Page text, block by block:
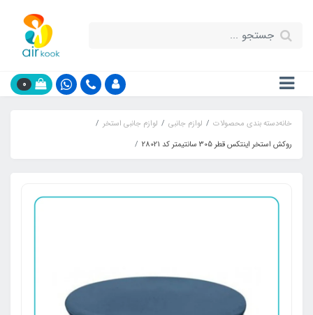
0
خانهدسته بندی محصولات لوازم جانبی
لوازم جانبی استخر
روکش استخر اینتکس قطر 305 سانتیمتر کد 28021